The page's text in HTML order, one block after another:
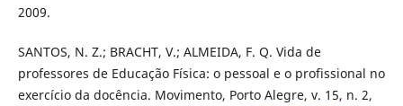
2009.
SANTOS, N. Z.; BRACHT, V.; ALMEIDA, F. Q. Vida de
professores de Educação Física: o pessoal e o profissional no
exercício da docência. Movimento, Porto Alegre, v. 15, n. 2,